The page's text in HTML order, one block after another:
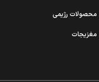
محصولات رژیمی
مغزیجات